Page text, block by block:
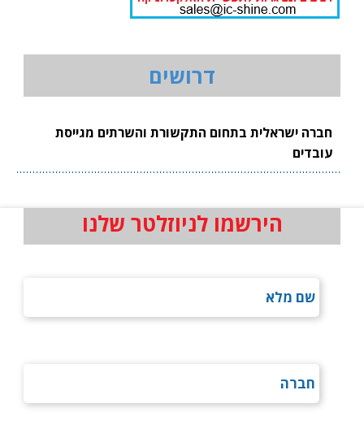
דרושים
חברה ישראלית בתחום התקשורת והשרתים מגייסת
עובדים
הירשמו לניוזלטר שלנו